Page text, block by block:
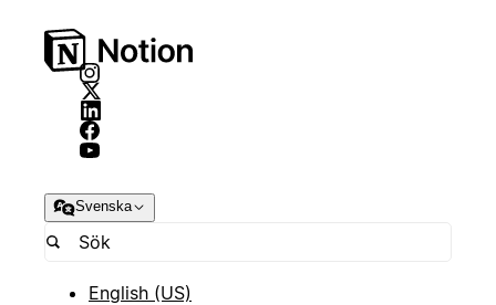
Svenska
English (US)